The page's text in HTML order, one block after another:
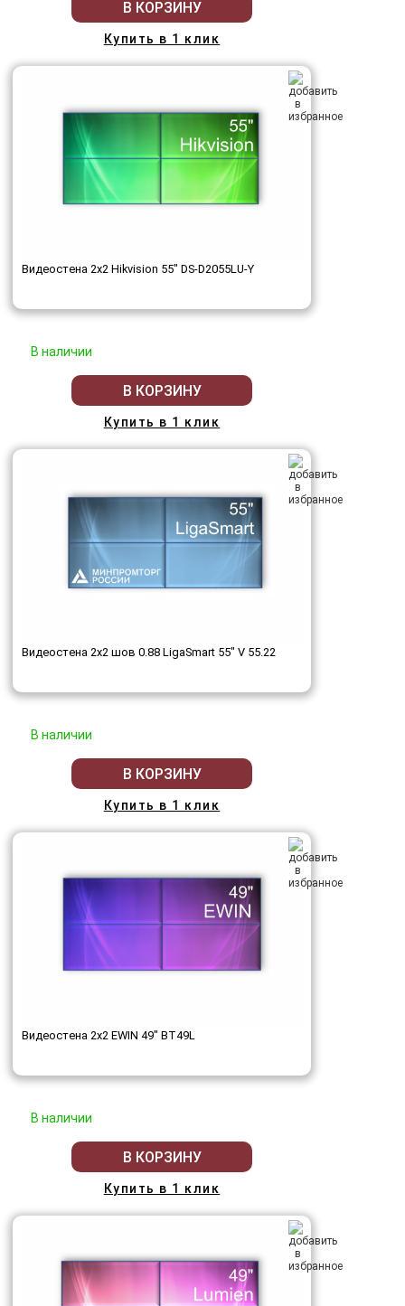
В КОРЗИНУ
Купить в 1 клик
Видеостена 2x2 Hikvision 55" DS-D2055LU-Y
В наличии
В КОРЗИНУ
Купить в 1 клик
Видеостена 2x2 шов 0.88 LigaSmart 55" V 55.22
В наличии
В КОРЗИНУ
Купить в 1 клик
Видеостена 2x2 EWIN 49" BT49L
В наличии
В КОРЗИНУ
Купить в 1 клик